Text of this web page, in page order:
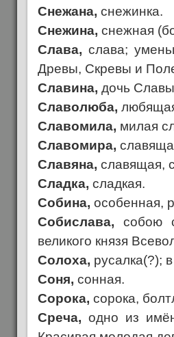
Снежана, снежинка.
Снежина, снежная
Слава, слава;
Древы, Скревы и
Славина, дочь
Славолюба,
Славомила, милая
Славомира,
Славяна, славящая,
Сладка, сладкая.
Собина, особенная,
Собислава, собою
великого князя
Солоха, русалка(?);
Соня, сонная.
Сорока, сорока,
Среча, одно из